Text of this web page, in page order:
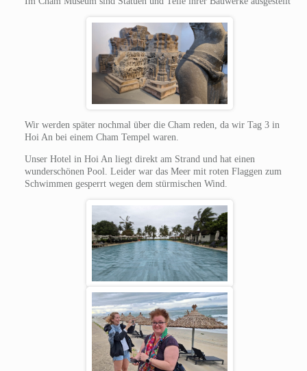
Wir werden später nochmal über die Cham reden, da wir Tag 3 in
Hoi An bei einem Cham Tempel waren.
Unser Hotel in Hoi An liegt direkt am Strand und hat einen
wunderschönen Pool. Leider war das Meer mit roten Flaggen zum
Schwimmen gesperrt wegen dem stürmischen Wind.